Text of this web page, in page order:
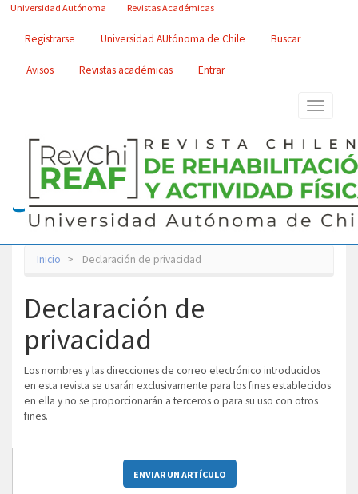
Navegación
Contenido
Barra
Universidad Autónoma Revistas Académicas
Registrarse Universidad AUtónoma de Chile Buscar
Avisos Revistas académicas Entrar
Toggle
Inicio Declaración de privacidad
Declaración de
privacidad
Los nombres y las direcciones de correo electrónico introducidos
en esta revista se usarán exclusivamente para los fines establecidos
en ella y no se proporcionarán a terceros o para su uso con otros
fines.
ENVIAR UN ARTÍCULO